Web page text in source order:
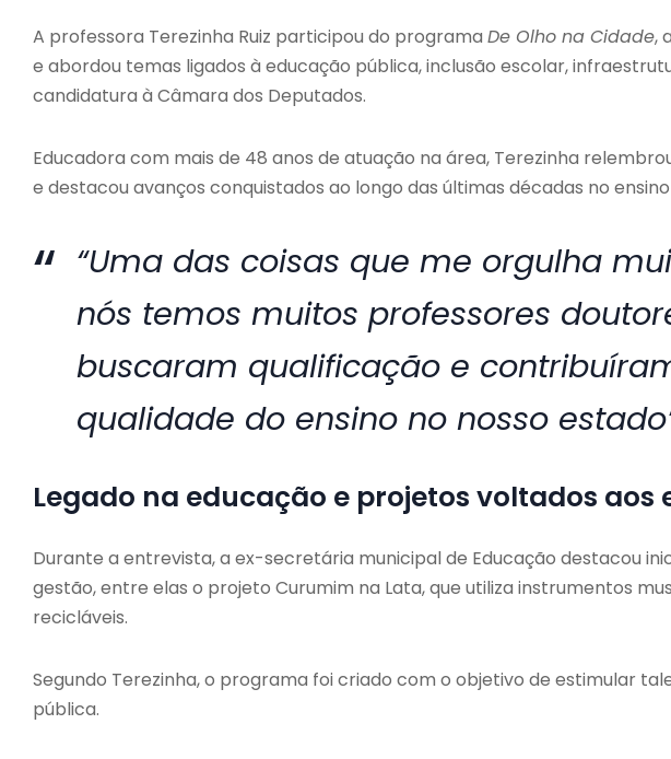
A professora Terezinha Ruiz participou do programa De Olho na Cidade,
e abordou temas ligados à educação pública, inclusão escolar,
candidatura à Câmara dos Deputados.
Educadora com mais de 48 anos de atuação na área, Terezinha
e destacou avanços conquistados ao longo das últimas décadas no
“Uma das coisas que me orgulha
nós temos muitos professores
buscaram qualificação e
qualidade do ensino no nosso
Legado na educação e projetos voltados aos
Durante a entrevista, a ex-secretária municipal de Educação destacou
gestão, entre elas o projeto Curumim na Lata, que utiliza instrumentos
recicláveis.
Segundo Terezinha, o programa foi criado com o objetivo de estimular
pública.